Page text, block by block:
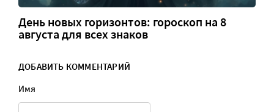
День новых горизонтов: гороскоп на 8
августа для всех знаков
ДОБАВИТЬ КОММЕНТАРИЙ
Имя